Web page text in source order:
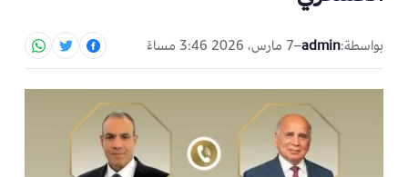
بواسطة:admin
–7 مارس، 2026 3:46 مساءً